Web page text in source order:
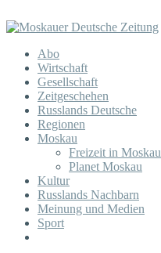
Abo
Wirtschaft
Gesellschaft
Zeitgeschehen
Russlands Deutsche
Regionen
Moskau
Freizeit in Moskau
Planet Moskau
Kultur
Russlands Nachbarn
Meinung und Medien
Sport